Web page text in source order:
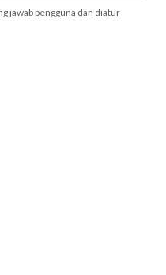
jawab pengguna dan diatur